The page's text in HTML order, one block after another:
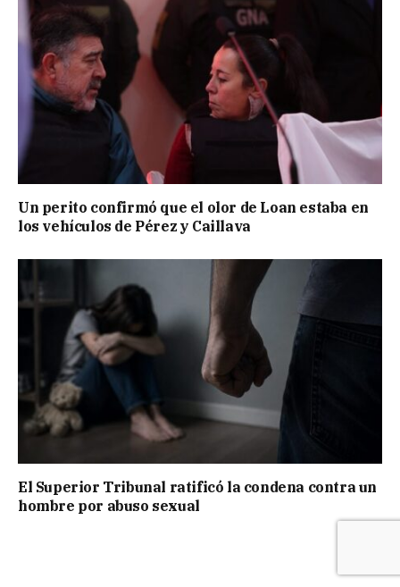
Un perito confirmó que el olor de Loan estaba en
los vehículos de Pérez y Caillava
El Superior Tribunal ratificó la condena contra un
hombre por abuso sexual